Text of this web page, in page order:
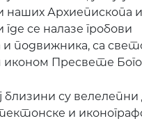
Архиепископа и
се налазе гробови
подвижника, са
Пресвете
близини су
и